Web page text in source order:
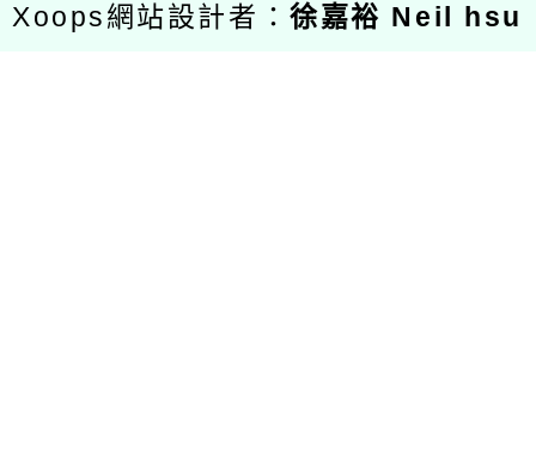
Xoops網站設計者：徐嘉裕 Neil hsu